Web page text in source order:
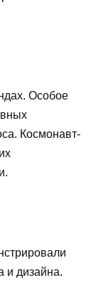
Особое
Космонавт-
и дизайна.